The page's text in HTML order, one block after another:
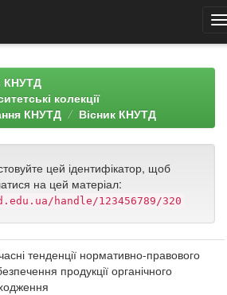
КНУТД
колекції
КНУТД
Вісник КНУТД
цей ідентифікатор, щоб
на цей матеріал:
handle/123456789/320
тенденції нормативно-правового
продукції органічного